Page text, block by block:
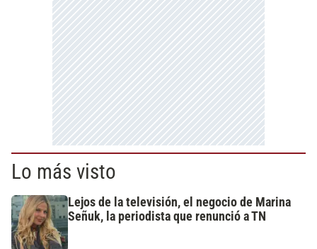
Lo más visto
Lejos de la televisión, el negocio de Marina
Señuk, la periodista que renunció a TN